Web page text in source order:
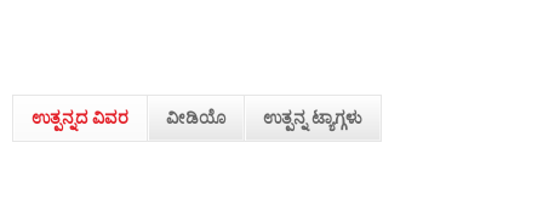
ಉತ್ಪನ್ನದ ವಿವರ ವೀಡಿಯೊ ಉತ್ಪನ್ನ ಟ್ಯಾಗ್ಗಳು